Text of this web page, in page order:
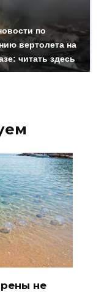
по
вертолета на
читать здесь
не